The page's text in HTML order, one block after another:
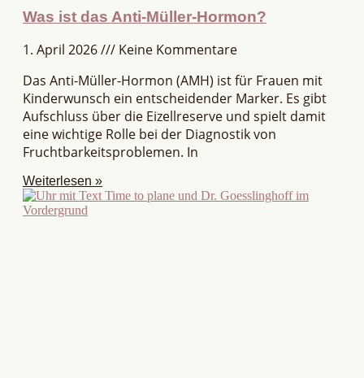
Was ist das Anti-Müller-Hormon?
1. April 2026
Keine Kommentare
Das Anti-Müller-Hormon (AMH) ist für Frauen mit
Kinderwunsch ein entscheidender Marker. Es gibt
Aufschluss über die Eizellreserve und spielt damit
eine wichtige Rolle bei der Diagnostik von
Fruchtbarkeitsproblemen. In
Weiterlesen »